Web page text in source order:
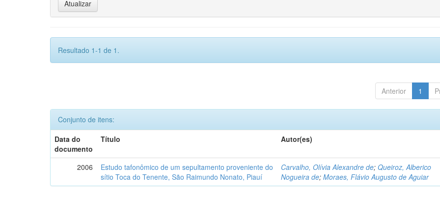
Resultado 1-1 de 1.
Anterior 1
Conjunto de itens:
Data do
documento
Título Autor(es)
2006
Estudo tafonômico de um sepultamento proveniente do
sítio Toca do Tenente, São Raimundo Nonato, Piauí
Carvalho, Olívia Alexandre de;Queiroz, Alberico
Nogueira de;Moraes, Flávio Augusto de Aguiar